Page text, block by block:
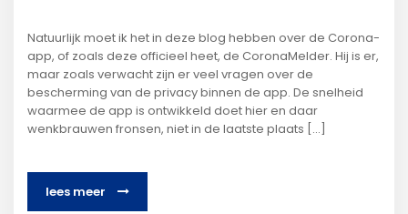
Natuurlijk moet ik het in deze blog hebben over de Corona-
app, of zoals deze officieel heet, de CoronaMelder. Hij is er,
maar zoals verwacht zijn er veel vragen over de
bescherming van de privacy binnen de app. De snelheid
waarmee de app is ontwikkeld doet hier en daar
wenkbrauwen fronsen, niet in de laatste plaats […]
lees meer